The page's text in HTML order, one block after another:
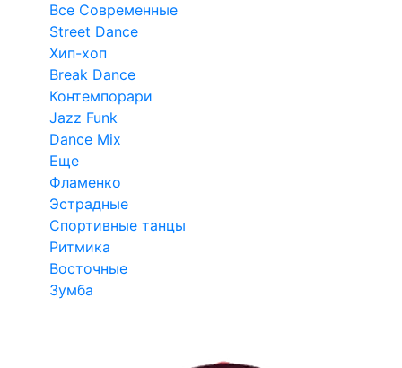
Все Современные
Street Dance
Хип-хоп
Break Dance
Контемпорари
Jazz Funk
Dance Mix
Еще
Фламенко
Эстрадные
Спортивные танцы
Ритмика
Восточные
Зумба